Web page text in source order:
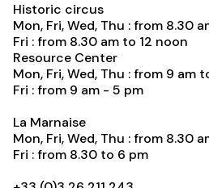
Historic circus
Mon, Fri, Wed, Thu : from 8.30
Fri : from 8.30 am to 12 noon
Resource Center
Mon, Fri, Wed, Thu : from 9 am
Fri : from 9 am - 5 pm
La Marnaise
Mon, Fri, Wed, Thu : from 8.30
Fri : from 8.30 to 6 pm